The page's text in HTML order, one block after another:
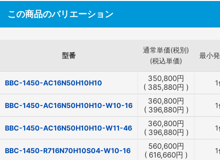
この商品のバリエーション
型番
通常単価(税別)
(税込単価)
最小
BBC-1450-AC16N50H10H10 350,800円
( 385,880円 )
BBC-1450-AC16N50H10H10-W10-16 360,800円
( 396,880円 )
BBC-1450-AC16N50H10H10-W11-46 360,800円
( 396,880円 )
BBC-1450-R716N70H10S04-W10-16 560,600円
( 616,660円 )